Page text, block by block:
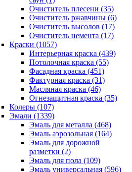
Очиститель плесени (35)
Очиститель ржавчины (6)
Очиститель высолов (17)
Очиститель цемента (17)
Краски (1057)
Интерьерная краска (439)
Потолочная краска (55)
Фасадная краска (451)
Фактурная краска (31)
Масляная краска (46)
Огнезащитная краска (35)
Колеры (107)
Эмали (1339)
Эмаль для металла (468)
Эмаль аэрозольная (164)
Эмаль для дорожной
разметки (2)
Эмаль для пола (109)
Эмаль универсальная (596)